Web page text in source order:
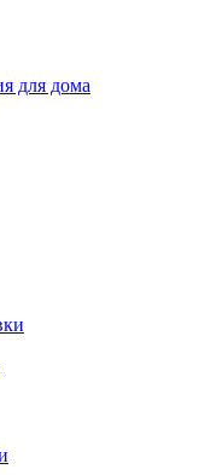
для дома